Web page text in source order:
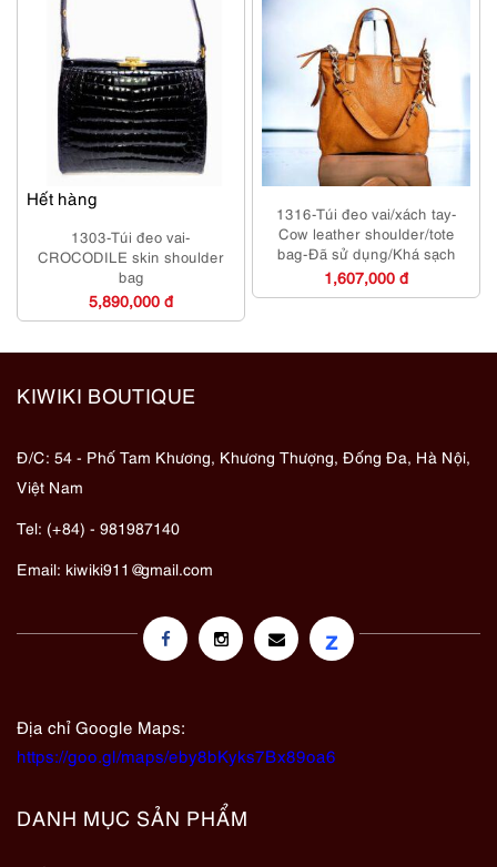
Hết hàng
1303-Túi đeo vai-
CROCODILE skin shoulder
bag
5,890,000 đ
1316-Túi đeo vai/xách tay-
Cow leather shoulder/tote
bag-Đã sử dụng/Khá sạch
1,607,000 đ
KIWIKI BOUTIQUE
Đ/C: 54 - Phố Tam Khương, Khương Thượng, Đống Đa, Hà Nội,
Việt Nam
Tel: (+84) - 981987140
Email: kiwiki911@gmail.com
z
Địa chỉ Google Maps:
https://goo.gl/maps/eby8bKyks7Bx89oa6
DANH MỤC SẢN PHẨM